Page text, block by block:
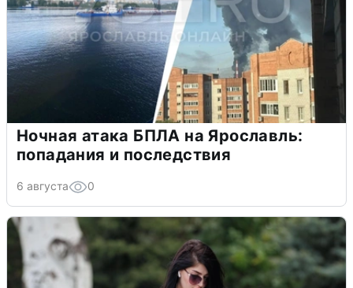
Ночная атака БПЛА на Ярославль:
попадания и последствия
6 августа 0